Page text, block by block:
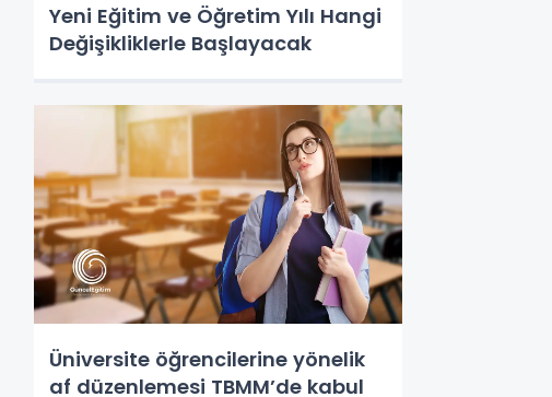
Yeni Eğitim ve Öğretim Yılı Hangi
Değişikliklerle Başlayacak
Üniversite öğrencilerine yönelik
af düzenlemesi TBMM’de kabul